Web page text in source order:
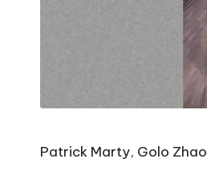
Patrick Marty, Golo Zhao